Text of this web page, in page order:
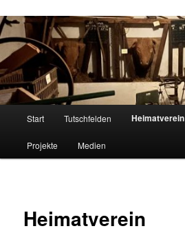
Start Tutschfelden Heimatverein
Projekte Medien
Heimatverein